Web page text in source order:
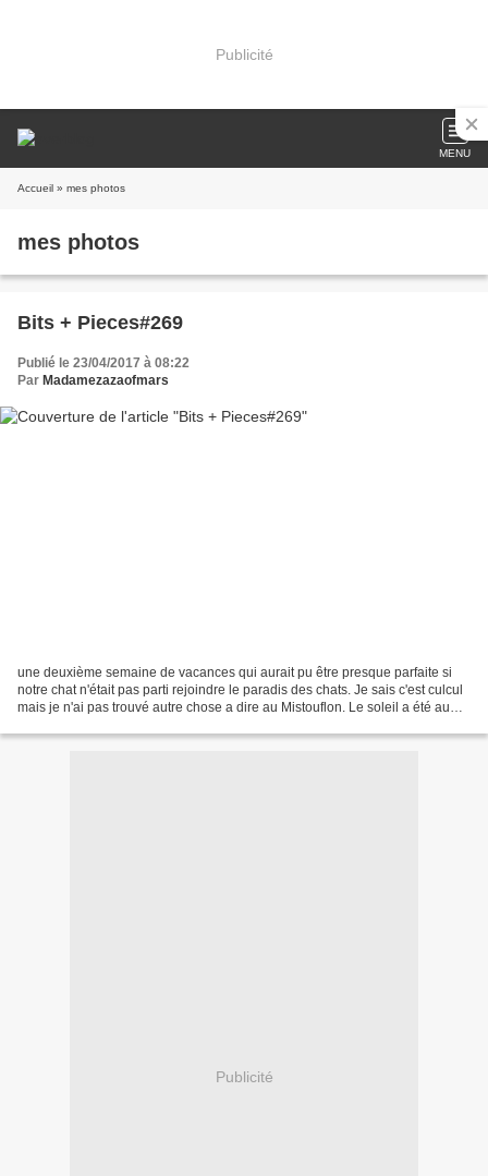
Publicité
MENU
Accueil » mes photos
mes photos
Bits + Pieces#269
Publié le 23/04/2017 à 08:22
Par Madamezazaofmars
une deuxième semaine de vacances qui aurait pu être presque parfaite si
notre chat n'était pas parti rejoindre le paradis des chats. Je sais c'est culcul
mais je n'ai pas trouvé autre chose a dire au Mistouflon. Le soleil a été au
Publicité